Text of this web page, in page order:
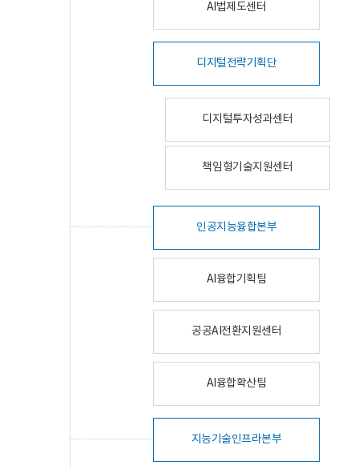
AI법제도센터
디지털전략기획단
디지털투자성과센터
책임형기술지원센터
인공지능융합본부
AI융합기획팀
공공AI전환지원센터
AI융합확산팀
지능기술인프라본부